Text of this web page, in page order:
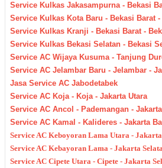
Service Kulkas Jakasampurna - Bekasi
Service Kulkas Kota Baru - Bekasi Barat -
Service Kulkas Kranji - Bekasi Barat -
Service Kulkas Bekasi Selatan - Bekasi
Service AC Wijaya Kusuma - Tanjung
Service AC Jelambar Baru - Jelambar -
Jasa Service AC Jabodetabek
Service AC Koja - Koja - Jakarta Utara
Service AC Ancol - Pademangan -
Service AC Kamal - Kalideres - Jakarta
Service AC Keboyoran Lama Utara -
Service AC Kebayoran Lama - Jakarta
Service AC Cipete Utara - Cipete - Jakarta